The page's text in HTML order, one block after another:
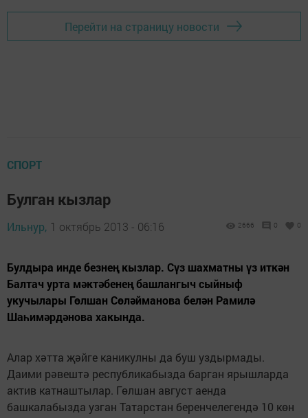
Перейти на страницу новости
СПОРТ
Булган кызлар
Ильнур, 1 октябрь 2013 - 06:16 2666 0 0
Булдыра инде безнең кызлар. Сүз шахматны үз иткән
Балтач урта мәктәбенең башлангыч сыйныф
укучылары Гөлшан Сөләйманова белән Рамилә
Шаһимәрдәнова хакында.
Алар хәтта җәйге каникулны да буш уздырмады.
Даими рәвештә республикабызда барган ярышларда
актив катнаштылар. Гөлшан август аенда
башкалабызда узган Татарстан беренчелегендә 10 көн